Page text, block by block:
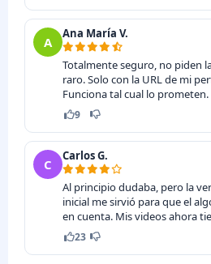
A
Ana María V.
Totalmente seguro, no piden
raro. Solo con la URL de mi
Funciona tal cual lo prometen.
9
C
Carlos G.
Al principio dudaba, pero la
inicial me sirvió para que el
en cuenta. Mis videos ahora
23